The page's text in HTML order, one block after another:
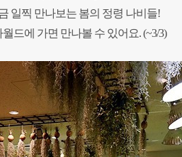
일찍 만나보는 봄의 정령 나비들!
드에 가면 만나볼 수 있어요. (~3/3)